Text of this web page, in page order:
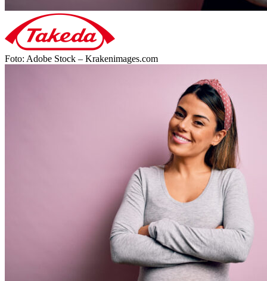
Foto: Adobe Stock – Krakenimages.com